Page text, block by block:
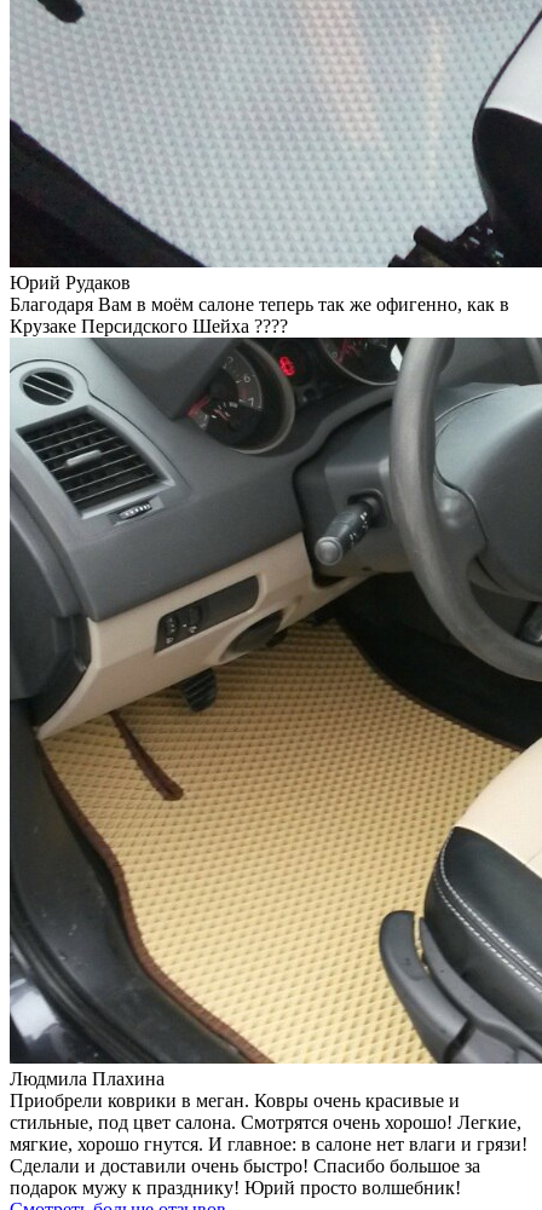
Юрий Рудаков
Благодаря Вам в моём салоне теперь так же офигенно, как в
Крузаке Персидского Шейха ????
Людмила Плахина
Приобрели коврики в меган. Ковры очень красивые и
стильные, под цвет салона. Смотрятся очень хорошо! Легкие,
мягкие, хорошо гнутся. И главное: в салоне нет влаги и грязи!
Сделали и доставили очень быстро! Спасибо большое за
подарок мужу к празднику! Юрий просто волшебник!